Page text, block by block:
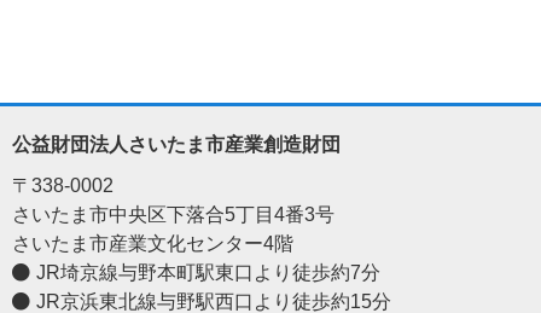
公益財団法人さいたま市産業創造財団
〒338-0002
さいたま市中央区下落合5丁目4番3号
さいたま市産業文化センター4階
JR埼京線与野本町駅東口より徒歩約7分
JR京浜東北線与野駅西口より徒歩約15分